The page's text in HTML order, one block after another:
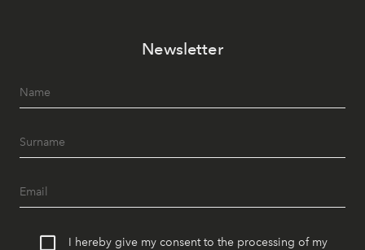
Newsletter
I hereby give my consent to the processing of my